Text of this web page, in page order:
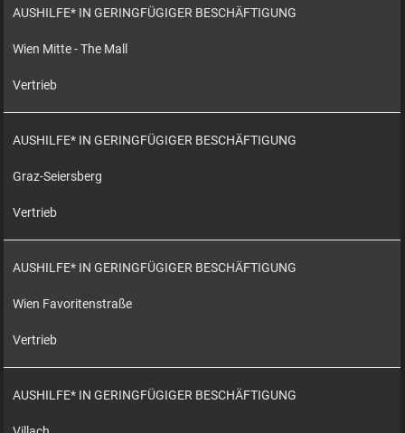
AUSHILFE* IN GERINGFÜGIGER BESCHÄFTIGUNG
Wien Mitte - The Mall
Vertrieb
AUSHILFE* IN GERINGFÜGIGER BESCHÄFTIGUNG
Graz-Seiersberg
Vertrieb
AUSHILFE* IN GERINGFÜGIGER BESCHÄFTIGUNG
Wien Favoritenstraße
Vertrieb
AUSHILFE* IN GERINGFÜGIGER BESCHÄFTIGUNG